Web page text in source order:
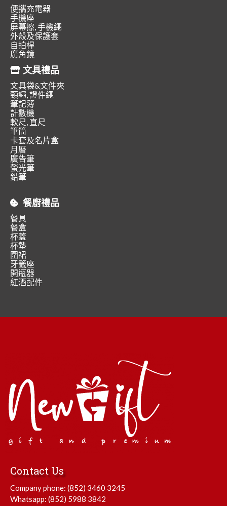
便攜充電器
手機座
屏幕擦, 手機繩
外殼及保護套
自拍桿
廣角鏡
文具禮品
文具袋&文件夾
頸繩, 證件繩
筆記簿
計數機
軟尺, 直尺
筆筒
卡套及名片盒
月曆
廣告筆
螢光筆
鉛筆
餐廚禮品
餐具
餐盒
杯蓋
杯墊
圍裙
牙籤座
開瓶器
紅酒配件
Contact Us
Company phone: (852) 3460 3245
Whatsapp: (852) 5988 3842